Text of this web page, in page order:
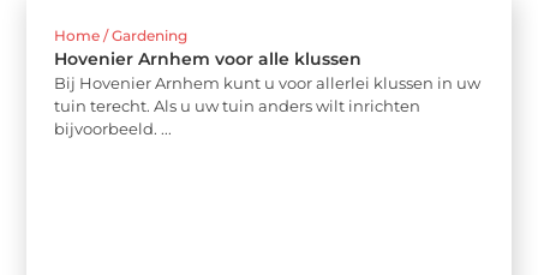
Home / Gardening
Hovenier Arnhem voor alle klussen
Bij Hovenier Arnhem kunt u voor allerlei klussen in uw
tuin terecht. Als u uw tuin anders wilt inrichten
bijvoorbeeld. ...